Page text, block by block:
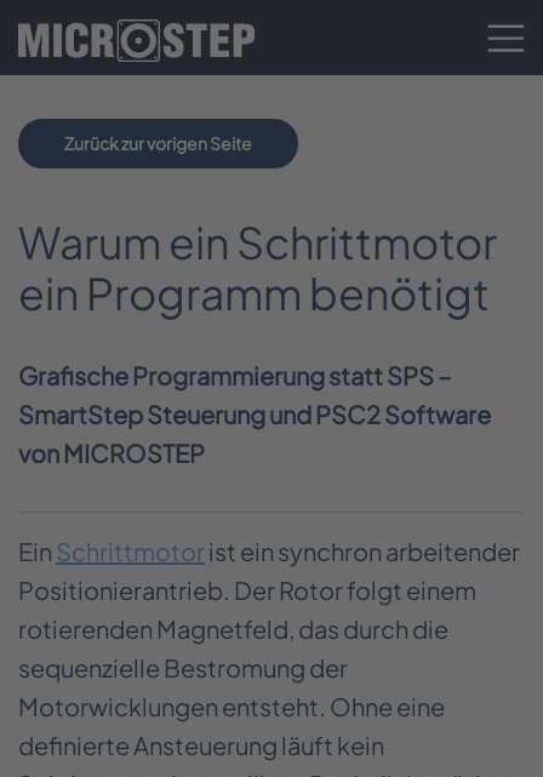
Zurück zur vorigen Seite
Warum ein Schrittmotor
ein Programm benötigt
Grafische Programmierung statt SPS –
SmartStep Steuerung und PSC2 Software
von MICROSTEP
Ein Schrittmotorist ein synchron arbeitender
Positionierantrieb. Der Rotor folgt einem
rotierenden Magnetfeld, das durch die
sequenzielle Bestromung der
Motorwicklungen entsteht. Ohne eine
definierte Ansteuerung läuft kein